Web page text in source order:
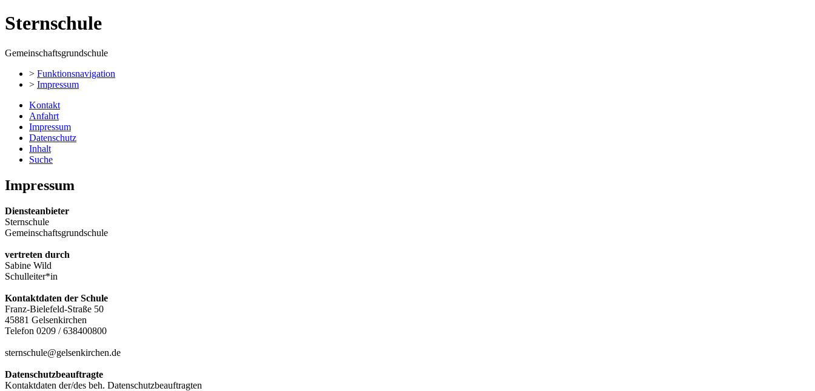
Sternschule
Gemeinschaftsgrundschule
> Funktionsnavigation
> Impressum
Kontakt
Anfahrt
Impressum
Datenschutz
Inhalt
Suche
Impressum
Diensteanbieter
Sternschule
Gemeinschaftsgrundschule
vertreten durch
Sabine Wild
Schulleiter*in
Kontaktdaten der Schule
Franz-Bielefeld-Straße 50
45881 Gelsenkirchen
Telefon 0209 / 638400800
sternschule@gelsenkirchen.de
Datenschutzbeauftragte
Kontaktdaten der/des beh. Datenschutzbeauftragten